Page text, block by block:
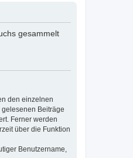
gesammelt
den einzelnen
Beiträge
Ferner werden
über die Funktion
Benutzername,